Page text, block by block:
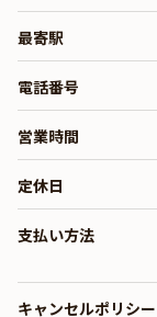
最寄駅
電話番号
営業時間
定休日
支払い方法
キャンセルポリシー